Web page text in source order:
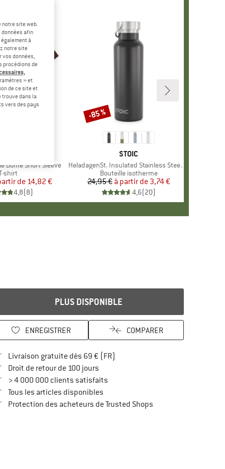
Dome Short Sleeve
group
shirt
Prix
Prix réduit
de 14,82 €
4,8(8)
%
MARQUE
STOIC
Article
HeladagenSt. Insulated Stainless Steel Bottle 500
Product group
Bouteille isotherme
Prix
24,95 € Prix réduit
à partir de 3,74 €
4,6(20)
Remise
-85 %
PLUS DISPONIBLE
ENREGISTRER COMPARER
Livraison gratuite dès 69 € (FR)
Droit de retour de 100 joursTrouve les informations de
> 4 000 000 clients satisfaits
Tous les articles disponibles
Protection des acheteurs de Trusted ShopsTrouve toutes les
site web.
afin
à
notre site
données,
procédions de
» et
de ce site et
trouve dans la
vers des pays